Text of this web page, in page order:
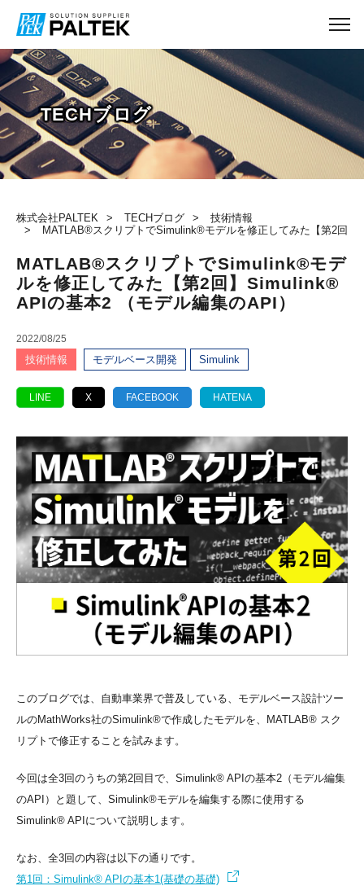
株式会社PALTEK TECHブログ
技術情報
MATLAB®スクリプトでSimulink®モデルを修正してみた【第2回
TECHブログ
MATLAB®スクリプトでSimulink®モデ
ルを修正してみた【第2回】Simulink®
APIの基本2 （モデル編集のAPI）
2022/08/25
技術情報 モデルベース開発 Simulink
LINE X FACEBOOK HATENA
このブログでは、自動車業界で普及している、モデルベース設計ツー
ルのMathWorks社のSimulink®で作成したモデルを、MATLAB® スク
リプトで修正することを試みます。
今回は全3回のうちの第2回目で、Simulink® APIの基本2（モデル編集
のAPI）と題して、Simulink®モデルを編集する際に使用する
Simulink® APIについて説明します。
なお、全3回の内容は以下の通りです。
第1回：Simulink® APIの基本1(基礎の基礎)